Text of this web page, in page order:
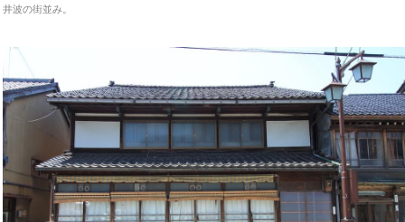
井波の街並み。